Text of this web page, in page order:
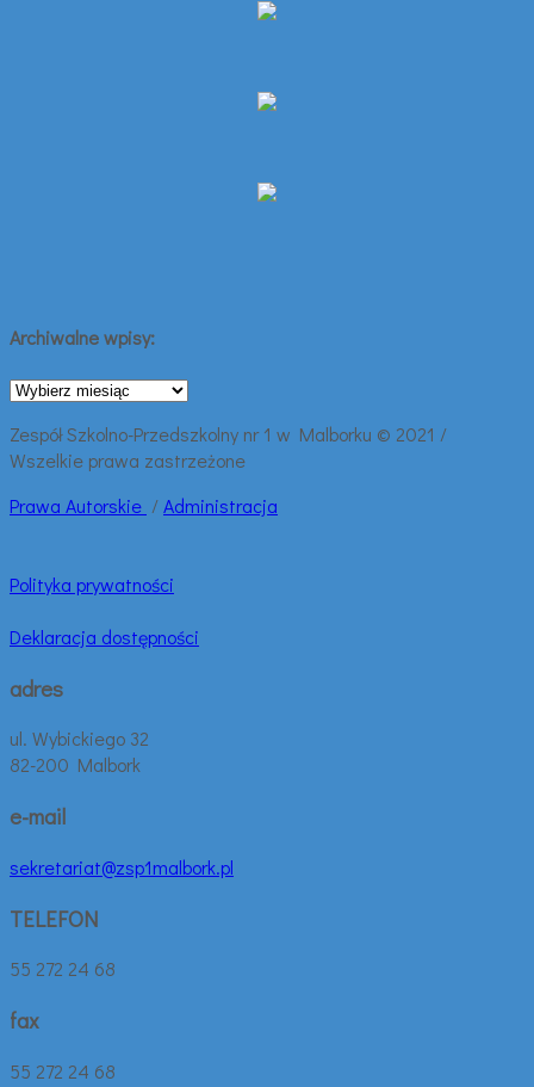
Archiwalne wpisy:
Archiwalne
Zespół Szkolno-Przedszkolny nr 1 w Malborku © 2021 /
Wszelkie prawa zastrzeżone
Prawa Autorskie /Administracja
Polityka prywatności
Deklaracja dostępności
adres
ul. Wybickiego 32
82-200 Malbork
e-mail
sekretariat@zsp1malbork.pl
TELEFON
55 272 24 68
fax
55 272 24 68